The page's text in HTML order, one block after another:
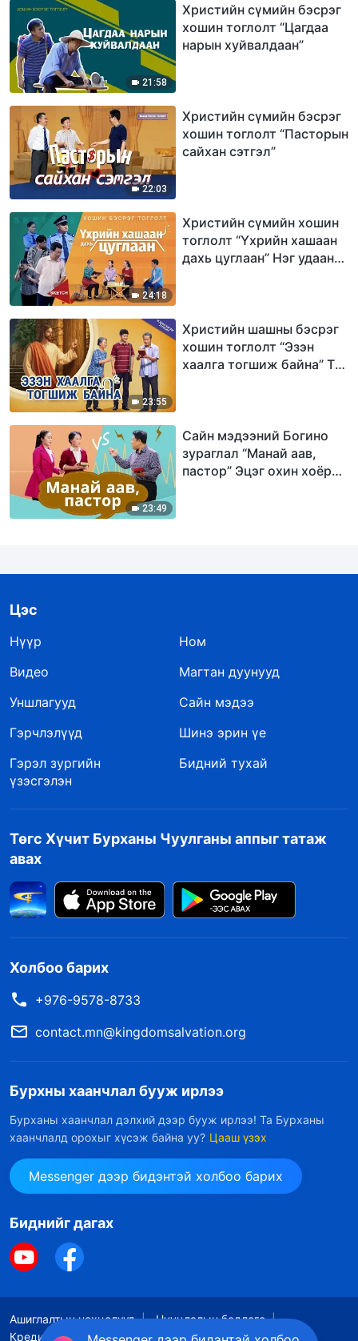
21:58
Христийн сүмийн бэсрэг
хошин тоглолт “Цагдаа
нарын хуйвалдаан”
22:03
Христийн сүмийн бэсрэг
хошин тоглолт “Пасторын
сайхан сэтгэл”
24:18
Христийн сүмийн хошин
тоглолт “Үхрийн хашаан
дахь цуглаан” Нэг удааны
23:55
Христийн шашны бэсрэг
хошин тоглолт “Эзэн
хаалга тогшиж байна” Та
23:49
Сайн мэдээний Богино
зураглал “Манай аав,
пастор” Эцэг охин хоёрын
Цэс
Нүүр
Ном
Видео
Магтан дуунууд
Уншлагууд
Сайн мэдээ
Гэрчлэлүүд
Шинэ эрин үе
Гэрэл зургийн
үзэсгэлэн
Бидний тухай
Төгс Хүчит Бурханы Чуулганы аппыг татаж
авах
Холбоо барих
+976-9578-8733
contact.mn@kingdomsalvation.org
Бурхны хаанчлал бууж ирлээ
Бурханы хаанчлал дэлхий дээр бууж ирлээ! Та Бурханы
хаанчлалд орохыг хүсэж байна уу? Цааш үзэх
Messenger дээр бидэнтэй холбоо барих
Биднийг дагах
Ашиглалтын нөхцөлүүд
Нууцлалын бодлого
Кредит
Күүкийн бодлого